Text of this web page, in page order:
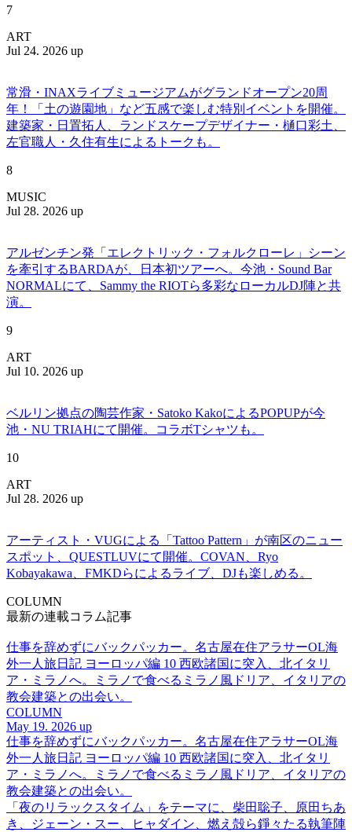
7
ART
Jul 24. 2026 up
常滑・INAXライブミュージアムがグランドオープン20周
年！「土の遊園地」など五感で楽しむ特別イベントを開催。
建築家・日置拓人、ランドスケープデザイナー・樋口彩土、
左官職人・久住有生によるトークも。
8
MUSIC
Jul 28. 2026 up
アルゼンチン発「エレクトリック・フォルクローレ」シーン
を牽引するBARDAが、日本初ツアーへ。今池・Sound Bar
NORMALにて、Sammy the RIOTら多彩なローカルDJ陣と共
演。
9
ART
Jul 10. 2026 up
ベルリン拠点の陶芸作家・Satoko KakoによるPOPUPが今
池・NU TRIAHにて開催。コラボTシャツも。
10
ART
Jul 28. 2026 up
アーティスト・VUGによる「Tattoo Pattern」が南区のニュー
スポット、QUESTLUVにて開催。COVAN、Ryo
Kobayakawa、FMKDらによるライブ、DJも楽しめる。
COLUMN
最新の連載コラム記事
仕事を辞めずにバックパッカー。名古屋在住アラサーOL海
外一人旅日記 ヨーロッパ編 10 西欧諸国に突入、北イタリ
ア・ミラノへ。ミラノで食べるミラノ風ドリア、イタリアの
教会建築との出会い。
COLUMN
May 19. 2026 up
仕事を辞めずにバックパッカー。名古屋在住アラサーOL海
外一人旅日記 ヨーロッパ編 10 西欧諸国に突入、北イタリ
ア・ミラノへ。ミラノで食べるミラノ風ドリア、イタリアの
教会建築との出会い。
「夜のリラックスタイム」をテーマに、柴田聡子、原田ちあ
き、ジェーン・スー、ヒャダイン、燃え殻ら錚々たる執筆陣